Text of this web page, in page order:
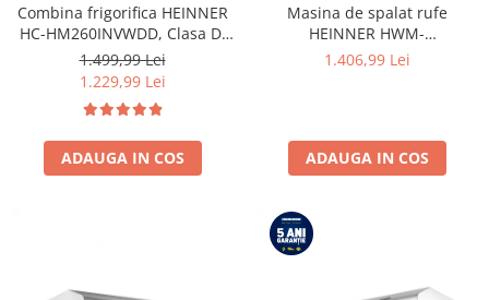
Combina frigorifica HEINNER
HC-HM260INVWDD, Clasa D,
260L, Dozator apa, Control
electronic cu termostat
ajustabil, Lumina LED, Usa
reversibila, H 180 cm, Alb
1.499,99 Lei
1.229,99 Lei
ADAUGA IN COS
Masina de spalat rufe
HEINNER HWM-
HME9014IVA10+++, 9 KG, 1400
1.406,99 Lei
ADAUGA IN COS